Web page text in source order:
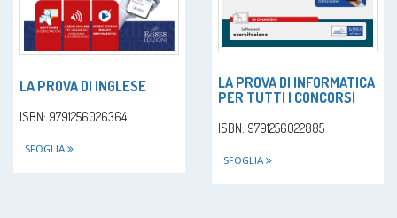
LA PROVA DI INGLESE
ISBN: 9791256026364
SFOGLIA
LA PROVA DI INFORMATICA
PER TUTTI I CONCORSI
ISBN: 9791256022885
SFOGLIA